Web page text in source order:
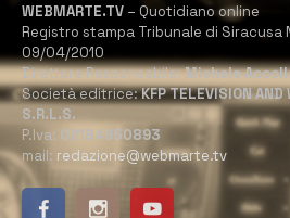
WEBMARTE.TV – Quotidiano online
Registro stampa Tribunale di Siracusa
09/04/2010
Direttore Responsabile:Michele
Società editrice:KFP TELEVISION AND
S.R.L.S.
P.Iva: 02184950893
mail: redazione@webmarte.tv